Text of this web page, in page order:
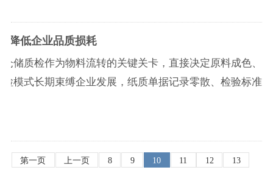
降低企业品质损耗
储质检作为物料流转的关键关卡，直接决定原料成色、
模式长期束缚企业发展，纸质单据记录零散、检验标准
第一页 上一页 8 9 10 11 12 13